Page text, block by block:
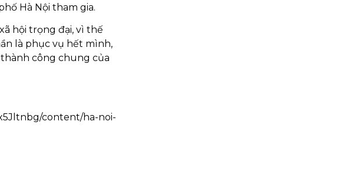
Hà Nội tham gia.
hội trọng đại, vì thế
là phục vụ hết mình,
thành công chung của
content/ha-noi-